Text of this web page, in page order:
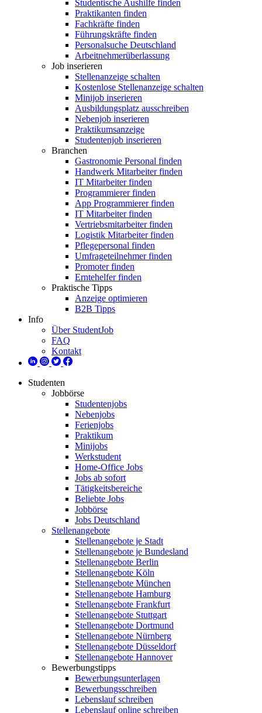
Studentische Aushilfe finden
Praktikanten finden
Fachkräfte finden
Führungskräfte finden
Personalsuche Deutschland
Arbeitnehmerüberlassung
Job inserieren
Stellenanzeige schalten
Kostenlose Stellenanzeige schalten
Minijob inserieren
Ausbildungsplatz ausschreiben
Nebenjob inserieren
Praktikumsanzeige
Studentenjob inserieren
Branchen
Gastronomie Personal finden
Handwerk Mitarbeiter finden
IT Mitarbeiter finden
Programmierer finden
App Programmierer finden
IT Mitarbeiter finden
Vertriebsmitarbeiter finden
Logistik Mitarbeiter finden
Pflegepersonal finden
Umfrageteilnehmer finden
Promoter finden
Erntehelfer finden
Praktische Tipps
Anzeige optimieren
B2B Tipps
Info
Über StudentJob
FAQ
Kontakt
Studenten
Jobbörse
Studentenjobs
Nebenjobs
Ferienjobs
Praktikum
Minijobs
Werkstudent
Home-Office Jobs
Jobs ab sofort
Tätigkeitsbereiche
Beliebte Jobs
Jobbörse
Jobs Deutschland
Stellenangebote
Stellenangebote je Stadt
Stellenangebote je Bundesland
Stellenangebote Berlin
Stellenangebote Köln
Stellenangebote München
Stellenangebote Hamburg
Stellenangebote Frankfurt
Stellenangebote Stuttgart
Stellenangebote Dortmund
Stellenangebote Nürnberg
Stellenangebote Düsseldorf
Stellenangebote Hannover
Bewerbungstipps
Bewerbungsunterlagen
Bewerbungsschreiben
Lebenslauf schreiben
Lebenslauf online schreiben